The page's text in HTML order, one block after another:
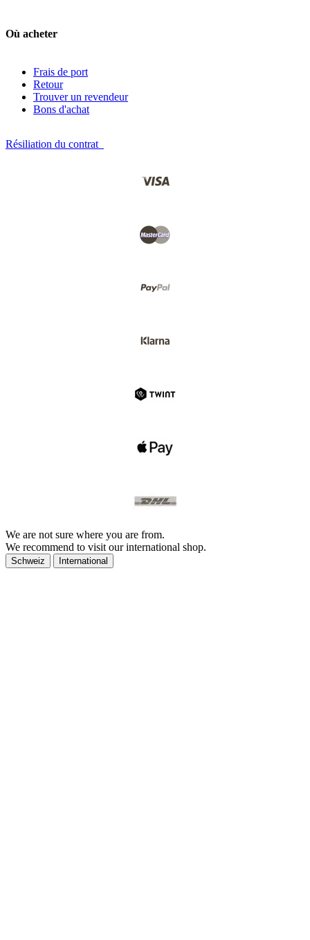
Où acheter
Frais de port
Retour
Trouver un revendeur
Bons d'achat
Résiliation du contrat
We are not sure where you are from.
We recommend to visit our international shop.
Schweiz International